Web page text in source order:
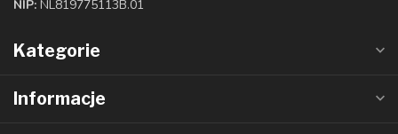
NIP: NL819775113B.01
Kategorie
Informacje